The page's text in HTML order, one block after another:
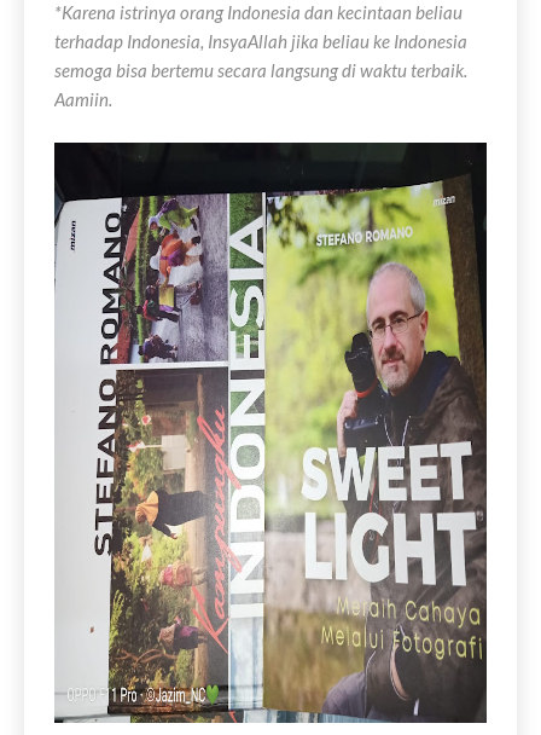
*Karena istrinya orang Indonesia dan kecintaan beliau
terhadap Indonesia, InsyaAllah jika beliau ke Indonesia
semoga bisa bertemu secara langsung di waktu terbaik.
Aamiin.